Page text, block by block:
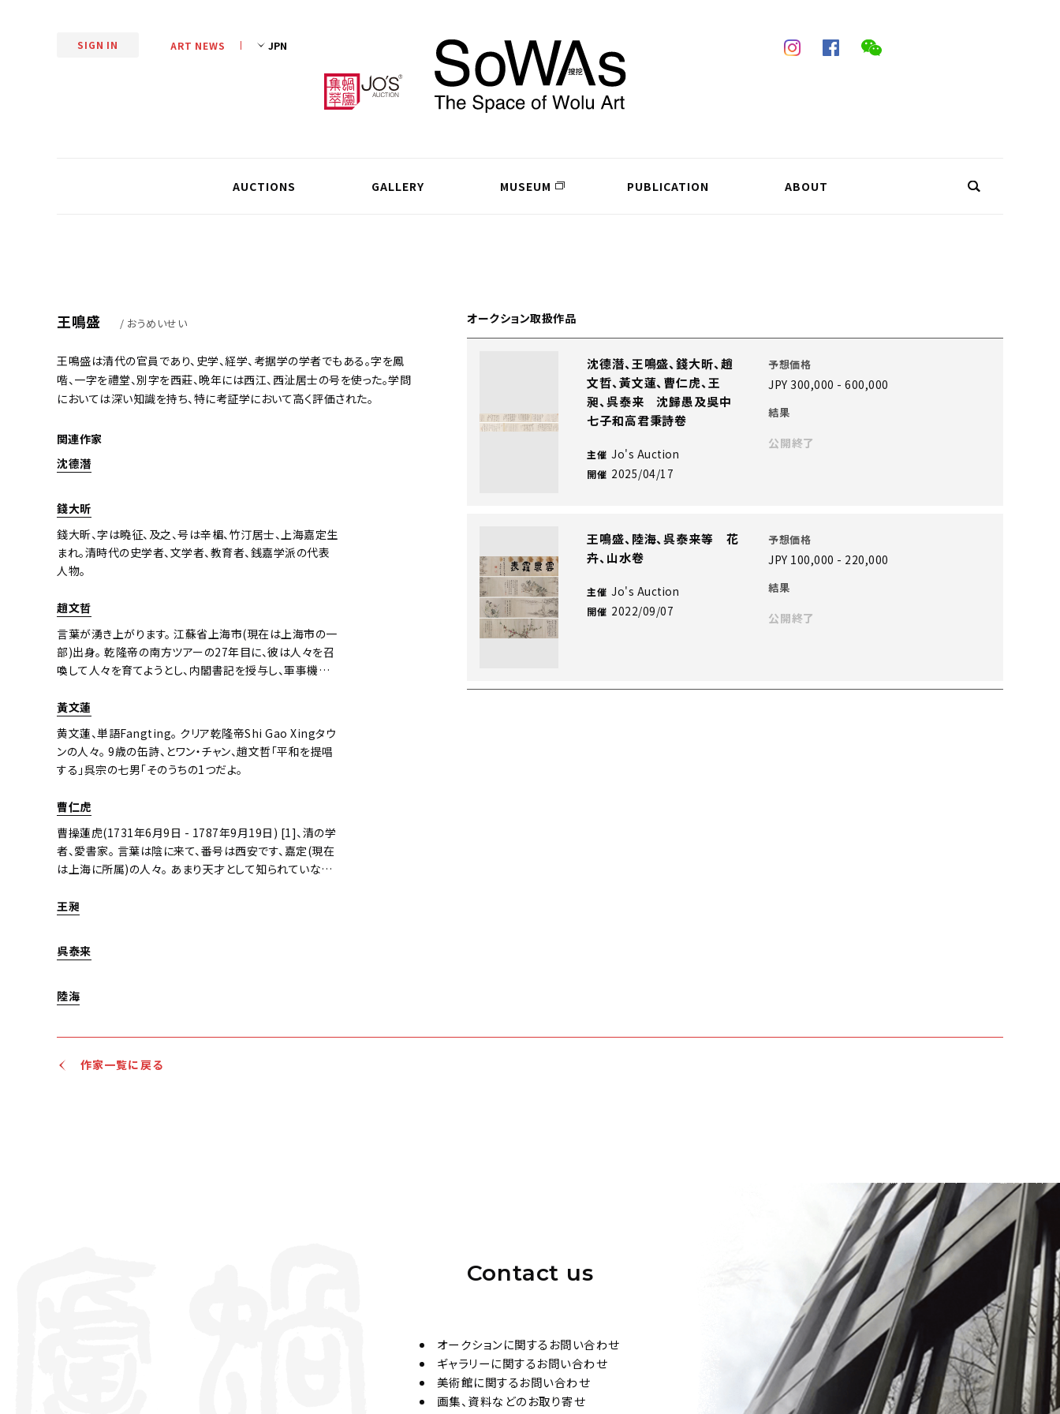
SIGN IN ART NEWS
AUCTIONS GALLERY MUSEUM PUBLICATION ABOUT
王鳴盛 / おうめいせい
王鳴盛は清代の官員であり、史学、経学、考据学の学者でもある。字を鳳
喈、一字を禮堂、別字を西莊、晩年には西江、西沚居士の号を使った。学問
においては深い知識を持ち、特に考証学において高く評価された。
関連作家
沈德潛
錢大昕
錢大昕、字は曉征、及之、号は辛楣、竹汀居士、上海嘉定生
まれ。清時代の史学者、文学者、教育者、銭嘉学派の代表
人物。
趙文哲
言葉が湧き上がります。 江蘇省上海市(現在は上海市の一
部)出身。 乾隆帝の南方ツアーの27年目に、彼は人々を召
喚して人々を育てようとし、内閣書記を授与し、軍事機械
に入り、金川土子から反乱を起こし、乾隆帝の37年に美紗
を平定し、家政部の長に任命されました。 翌年の6月、シャ
オジンチュアン・トゥシは反乱を起こし、ムグオムでウェン・
フーとともに亡くなりました。
黃文蓮
黄文蓮、単語Fangting。 クリア乾隆帝Shi Gao Xingタウ
ンの人々。 9歳の缶詩、とワン・チャン、趙文哲「平和を提唱
する」呉宗の七男「そのうちの1つだよ。
曹仁虎
曹操蓮虎(1731年6月9日 - 1787年9月19日) [1]、清の学
者、愛書家。 言葉は陰に来て、番号は西安です、嘉定(現在
は上海に所属)の人々。 あまり天才として知られていない、
呼び出し最初にリストし、人々に与え、賞を内閣官房長官。
ら離れていきます。 選ぶ右中雲注ぐその日は公式の生きた
年、広東省東部を検査。 牙は蓮州を試し、母親の死亡記事
います。 唐の三王朝の詩や神々は変わり、無礼と創意工夫
王昶
呉泰来
陸海
オークション取扱作品
沈德潛、王鳴盛、錢大昕、趙
文哲、黃文蓮、曹仁虎、王
昶、呉泰来 沈歸愚及吳中
七子和高君秉詩卷
主催 Jo's Auction
開催 2025/04/17
予想価格
JPY 300,000 - 600,000
結果
公開終了
王鳴盛、陸海、呉泰来等 花
卉、山水卷
主催 Jo's Auction
開催 2022/09/07
予想価格
JPY 100,000 - 220,000
結果
公開終了
作家一覧に戻る
Contact us
オークションに関するお問い合わせ
ギャラリーに関するお問い合わせ
美術館に関するお問い合わせ
画集、資料などのお取り寄せ